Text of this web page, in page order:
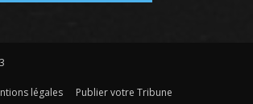
légales Publier votre Tribune